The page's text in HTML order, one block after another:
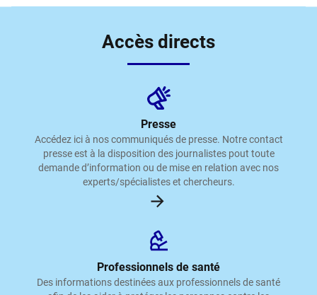
Accès directs
Presse
Accédez ici à nos communiqués de presse. Notre contact
presse est à la disposition des journalistes pout toute
demande d’information ou de mise en relation avec nos
experts/spécialistes et chercheurs.
Professionnels de santé
Des informations destinées aux professionnels de santé